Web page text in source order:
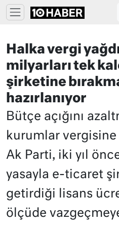
Halka vergi
milyarları tek
şirketine
hazırlanıyor
Bütçe açığını
kurumlar vergisine
Ak Parti, iki yıl
yasayla e-ticaret
getirdiği lisans
ölçüde